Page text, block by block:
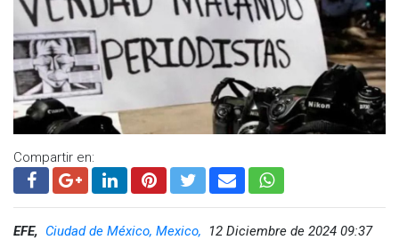
Compartir en:
EFE, Ciudad de México, Mexico, 12 Diciembre de 2024 09:37